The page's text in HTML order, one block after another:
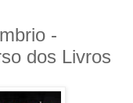
-
dos Livros